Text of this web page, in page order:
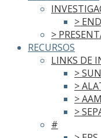
>
>
RECURSOS
LINKS DE
> SUN
>
>
>
#